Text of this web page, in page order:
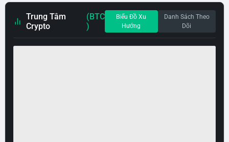
Trung Tâm
Crypto
(BTC
)
Biểu Đồ Xu
Hướng
Danh Sách Theo
Dõi